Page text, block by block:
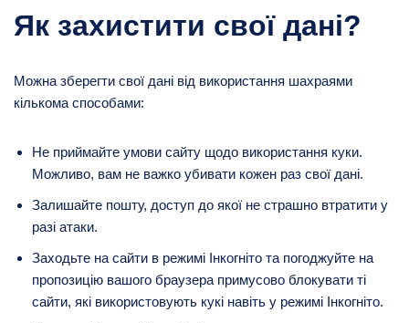
Як захистити свої дані?
Можна зберегти свої дані від використання шахраями
кількома способами:
Не приймайте умови сайту щодо використання куки.
Можливо, вам не важко убивати кожен раз свої дані.
Залишайте пошту, доступ до якої не страшно втратити у
разі атаки.
Заходьте на сайти в режимі Інкогніто та погоджуйте на
пропозицію вашого браузера примусово блокувати ті
сайти, які використовують кукі навіть у режимі Інкогніто.